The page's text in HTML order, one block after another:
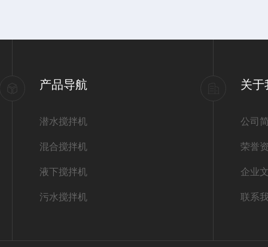
产品导航
潜水搅拌机
混合搅拌机
液下搅拌机
污水搅拌机
关于
公司
荣誉
企业
联系